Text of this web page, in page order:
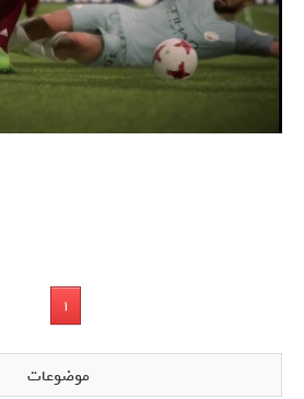
1
موضوعات